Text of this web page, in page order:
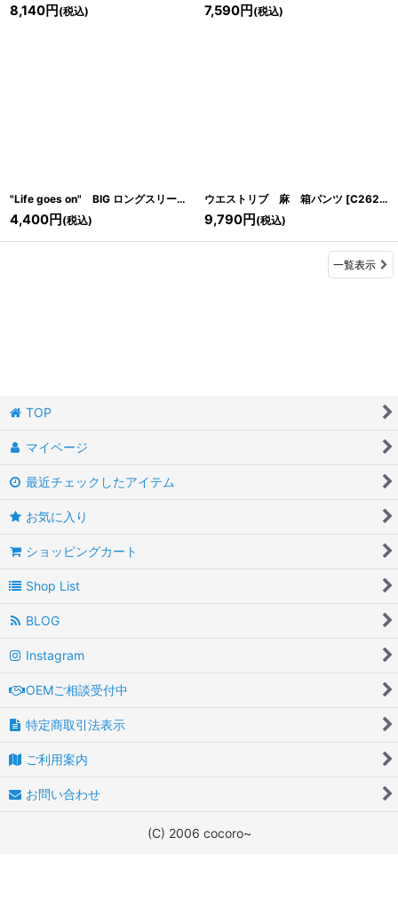
8,140円 (税込) 7,590円 (税込)
"Life goes on" BIG ロングスリーブＴシャツ [ C2615-01
4,400円 (税込)
ウエストリブ 麻 箱パンツ [C2624-01
9,790円 (税込)
一覧表示
TOP
マイページ
最近チェックしたアイテム
お気に入り
ショッピングカート
Shop List
BLOG
Instagram
OEMご相談受付中
特定商取引法表示
ご利用案内
お問い合わせ
(C) 2006 cocoro~